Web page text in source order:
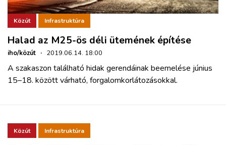
Közút Infrastruktúra
Halad az M25-ös déli ütemének építése
iho/közút · 2019.06.14. 18:00
A szakaszon található hidak gerendáinak beemelése június
15–18. között várható, forgalomkorlátozásokkal.
Közút Infrastruktúra